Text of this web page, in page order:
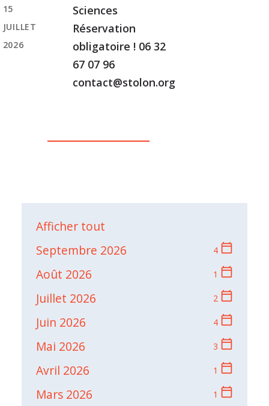
Sciences
Réservation
obligatoire ! 06 32
67 07 96
contact@stolon.org
15
JUILLET
2026
Afficher tout
Septembre 2026
4 calendar_today
Août 2026 1 calendar_today
Juillet 2026 2 calendar_today
Juin 2026 4 calendar_today
Mai 2026 3 calendar_today
Avril 2026 1 calendar_today
Mars 2026 1 calendar_today